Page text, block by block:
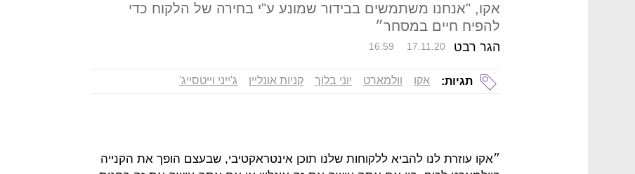
אקו, "אנחנו משתמשים בבידור שמונע ע"י בחירה של הלקוח כדי
להפיח חיים במסחר״
הגר רבט 16:59 17.11.20
תגיות: אקו וולמארט יוני בלוך קניות אונליין ג'ייני וייטסייג'
״אקו עוזרת לנו להביא ללקוחות שלנו תוכן אינטראקטיבי, שבעצם הופך את הקנייה